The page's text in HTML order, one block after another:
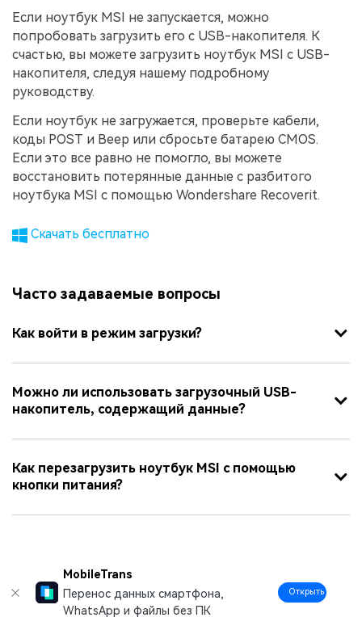
Если ноутбук MSI не запускается, можно
попробовать загрузить его с USB-накопителя. К
счастью, вы можете загрузить ноутбук MSI с USB-
накопителя, следуя нашему подробному
руководству.
Если ноутбук не загружается, проверьте кабели,
коды POST и Beep или сбросьте батарею CMOS.
Если это все равно не помогло, вы можете
восстановить потерянные данные с разбитого
ноутбука MSI с помощью Wondershare Recoverit.
Скачать бесплатно
Часто задаваемые вопросы
Как войти в режим загрузки?
Можно ли использовать загрузочный USB-
накопитель, содержащий данные?
Как перезагрузить ноутбук MSI с помощью
кнопки питания?
01 Apr, 25
Поделиться статьей:
MobileTrans
Перенос данных смартфона,
WhatsApp и файлы без ПК
Открыть